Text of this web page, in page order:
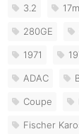
3.2 17m
280GE
1971
ADAC
Coupe
Fischer